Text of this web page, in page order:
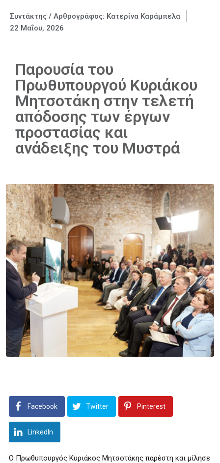
Συντάκτης / Αρθρογράφος: Κατερίνα Καράμπελα
22 Μαΐου, 2026
Παρουσία του
Πρωθυπουργού Κυριάκου
Μητσοτάκη στην τελετή
απόδοσης των έργων
προστασίας και
ανάδειξης του Μυστρά
Facebook Twitter Pinterest
LinkedIn
Ο Πρωθυπουργός Κυριάκος Μητσοτάκης παρέστη και μίλησε